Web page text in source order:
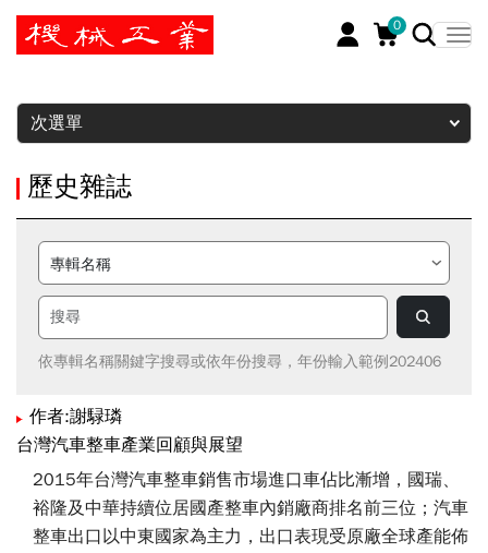
0
暫停
次選單
歷史雜誌
依專輯名稱關鍵字搜尋或依年份搜尋，年份輸入範例202406
作者:謝騄璘
台灣汽車整車產業回顧與展望
2015年台灣汽車整車銷售市場進口車佔比漸增，國瑞、
裕隆及中華持續位居國產整車內銷廠商排名前三位；汽車
整車出口以中東國家為主力，出口表現受原廠全球產能佈